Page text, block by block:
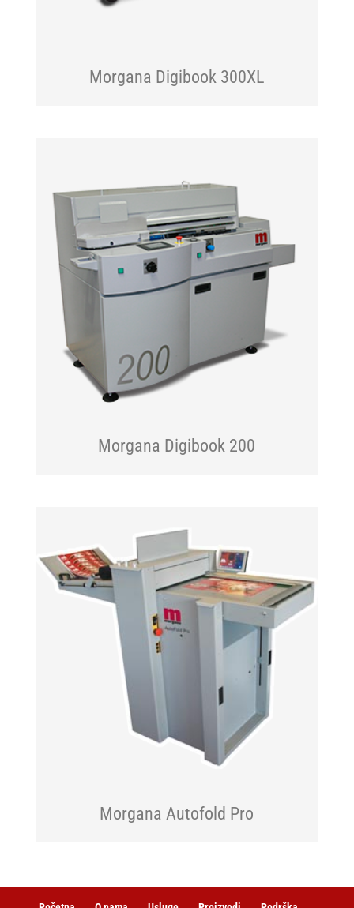
Morgana Digibook 300XL
Morgana Digibook 200
Morgana Autofold Pro